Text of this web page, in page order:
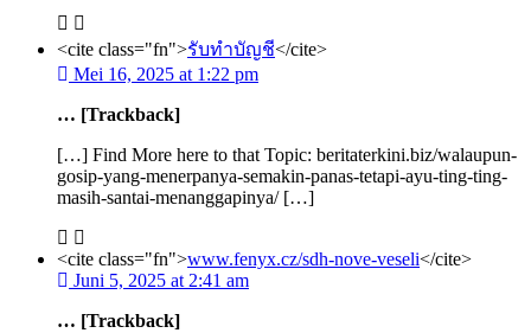
<cite class="fn">รับทำบัญชี</cite>
Mei 16, 2025 at 1:22 pm
… [Trackback]
[…] Find More here to that Topic: beritaterkini.biz/walaupun-
gosip-yang-menerpanya-semakin-panas-tetapi-ayu-ting-ting-
masih-santai-menanggapinya/ […]
<cite class="fn">www.fenyx.cz/sdh-nove-veseli</cite>
Juni 5, 2025 at 2:41 am
… [Trackback]